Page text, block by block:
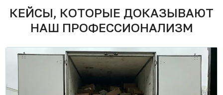
КЕЙСЫ, КОТОРЫЕ ДОКАЗЫВАЮТ
НАШ ПРОФЕССИОНАЛИЗМ